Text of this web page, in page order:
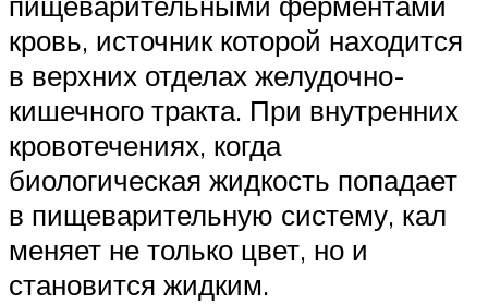
кровь, источник которой находится
в верхних отделах желудочно-
кишечного тракта. При внутренних
кровотечениях, когда
биологическая жидкость попадает
в пищеварительную систему, кал
меняет не только цвет, но и
становится жидким.